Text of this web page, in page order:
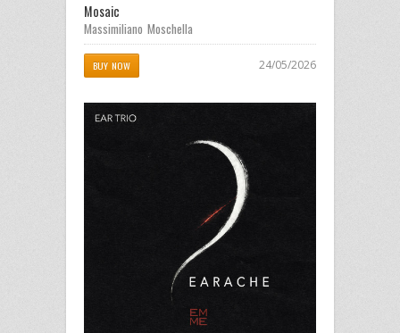
Mosaic
Massimiliano Moschella
BUY NOW 24/05/2026